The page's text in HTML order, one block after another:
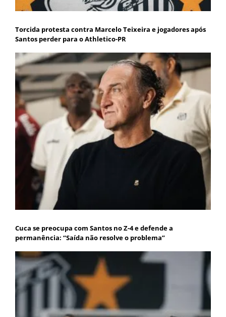
Torcida protesta contra Marcelo Teixeira e jogadores após
Santos perder para o Athletico-PR
Cuca se preocupa com Santos no Z-4 e defende a
permanência: “Saída não resolve o problema”